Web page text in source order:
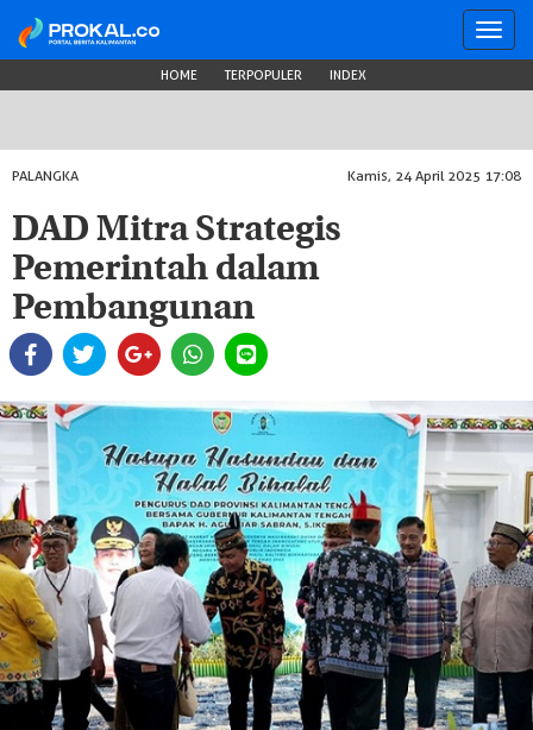
HOME TERPOPULER INDEX
PALANGKA Kamis, 24 April 2025 17:08
DAD Mitra Strategis
Pemerintah dalam
Pembangunan